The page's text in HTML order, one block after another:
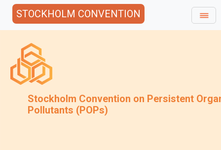
STOCKHOLM CONVENTION
Stockholm Convention on Persistent
Pollutants (POPs)